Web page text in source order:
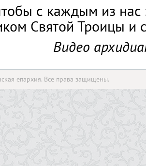
с каждым из нас
Святой Троицы и
Видео
епархия. Все права защищены.